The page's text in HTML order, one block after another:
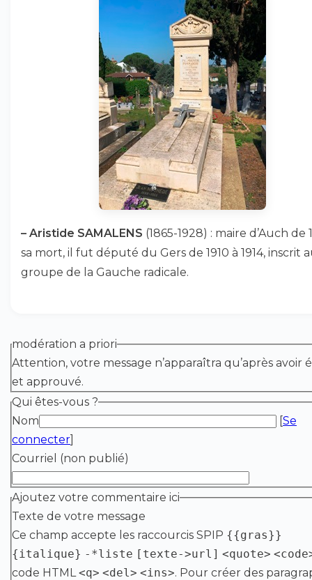
– Aristide SAMALENS (1865-1928) : maire d’Auch de
sa mort, il fut député du Gers de 1910 à 1914, inscrit
groupe de la Gauche radicale.
modération a priori
Attention, votre message n’apparaîtra qu’après avoir
et approuvé.
Qui êtes-vous ?
Nom
[Se
connecter]
Courriel (non publié)
Ajoutez votre commentaire ici
Texte de votre message
Ce champ accepte les raccourcis SPIP {{gras}}
{italique} -*liste [texte->url] <quote>
code HTML<q> <del> <ins>. Pour créer des